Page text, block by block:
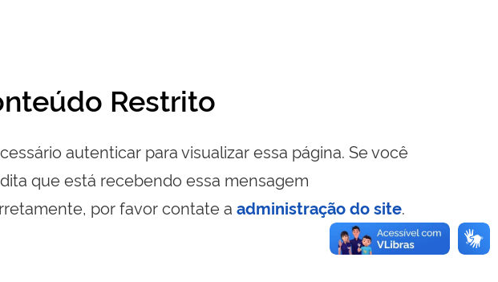
Restrito
autenticar para visualizar essa página. Se você
que está recebendo essa mensagem
por favor contate a administração do site.